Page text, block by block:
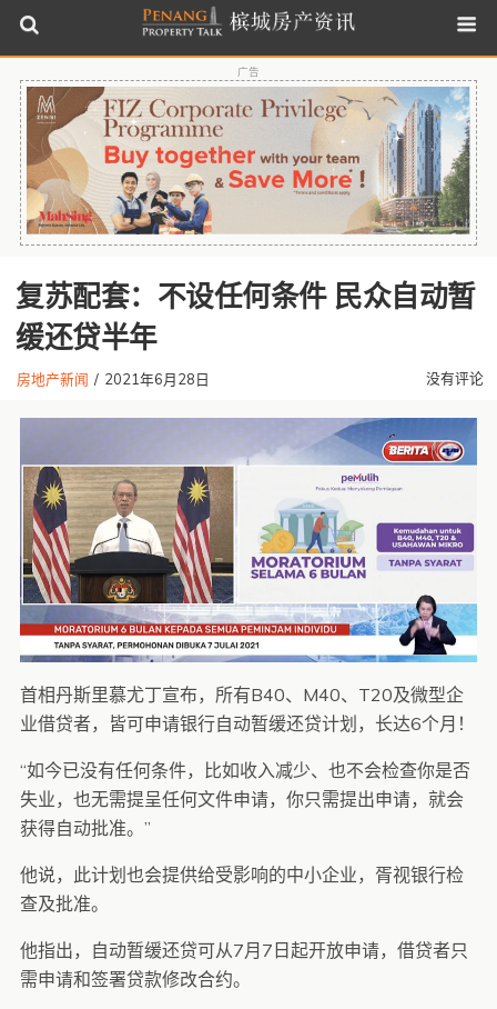
广告
复苏配套：不设任何条件 民众自动暂
缓还贷半年
房地产新闻 / 2021年6月28日 没有评论
首相丹斯里慕尤丁宣布，所有B40、M40、T20及微型企
业借贷者，皆可申请银行自动暂缓还贷计划，长达6个月！
“如今已没有任何条件，比如收入减少、也不会检查你是否
失业，也无需提呈任何文件申请，你只需提出申请，就会
获得自动批准。”
他说，此计划也会提供给受影响的中小企业，胥视银行检
查及批准。
他指出，自动暂缓还贷可从7月7日起开放申请，借贷者只
需申请和签署贷款修改合约。